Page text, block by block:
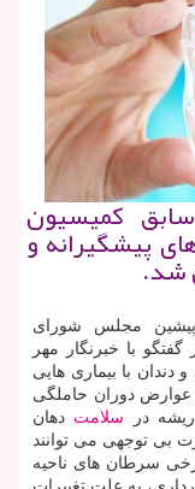
کمیسیون
پیشگیرانه و
شد.
پیشین مجلس شورای
گفتگو با خبرنگار مهر
با بیماری هایی
دوران حاملگی
در سلامت دهان
بی توجهی می توانند
سرطان های ناحیه